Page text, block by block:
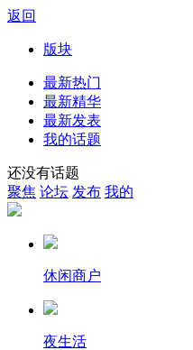
返回
版块
最新热门
最新精华
最新发表
我的话题
还没有话题
聚焦 论坛 发布 我的
休闲商户
夜生活